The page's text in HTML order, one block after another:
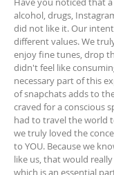
alcohol, drugs,
did not like it. Our
different values. We
enjoy fine tunes, drop
didn't feel like
necessary part of this
of snapchats adds to
craved for a conscious
had to travel the world
we truly loved the
to YOU. Because we
like us, that would
which is an essential